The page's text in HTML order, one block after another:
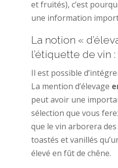
et fruités), c’est
une information
La notion «
l’étiquette de vin :
Il est possible
La mention d’élevage
peut avoir une
sélection que vous
que le vin arborera
toastés et vanillés
élevé en fût de chêne.